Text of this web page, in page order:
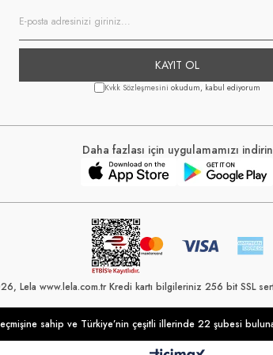
KAYIT OL
Kvkk Sözleşmesini okudum, kabul ediyorum
Daha fazlası için uygulamamızı indirin
Lela www.lela.com.tr Kredi kartı bilgileriniz 256 bit SSL
sahip ve Türkiye’nin çeşitli illerinde 22 şubesi